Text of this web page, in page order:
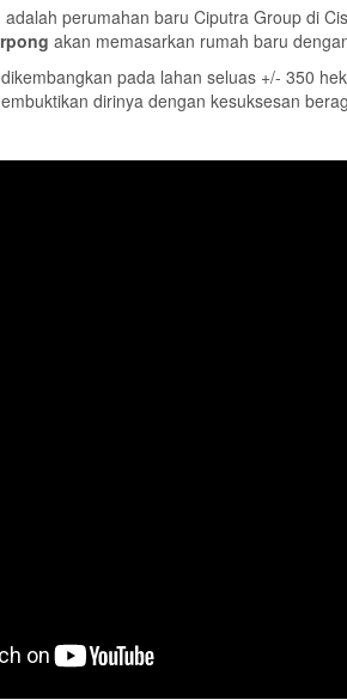
adalah perumahan baru Ciputra Group di
akan memasarkan rumah baru
dikembangkan pada lahan seluas +/- 350
dirinya dengan kesuksesan